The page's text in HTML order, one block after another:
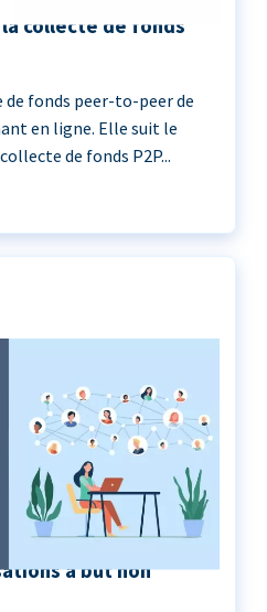
collecte de fonds
fonds peer-to-peer de
en ligne. Elle suit le
de fonds P2P...
101 | Le guide
à but non